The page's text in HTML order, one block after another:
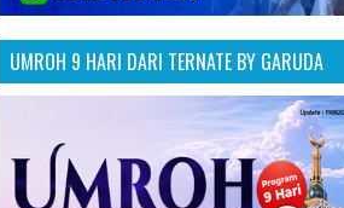
UMROH 9 HARI DARI TERNATE BY GARUDA